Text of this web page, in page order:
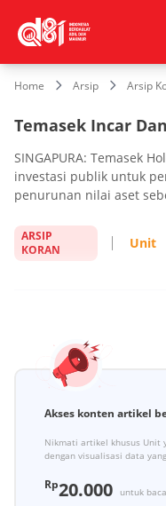
Home Arsip Arsip
Temasek Incar
SINGAPURA: Temasek
investasi publik untuk
penurunan nilai aset
ARSIP
KORAN
Unit
Akses konten artikel
Nikmati artikel khusus Unit
dengan visualisasi data
Rp20.000
untuk